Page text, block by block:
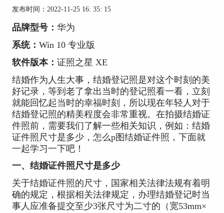
发布时间：2022-11-25 16: 35: 15
品牌型号： 华为
系统： Win 10 专业版
软件版本： 证照之星 XE
结婚作为人生大事，结婚登记照是对这个时刻的美
好记录，等到老了拿出当时的登记照看一看，立刻
就能回忆起当时的幸福时刻，所以现在年轻人对于
结婚登记照的精美程度会非常重视。在拍摄结婚证
件照前，需要我们了解一些相关知识，例如：结婚
证件照尺寸是多少，怎么p图结婚证件照，下面就
一起学习一下吧！
一、结婚证件照尺寸是多少
关于结婚证件照的尺寸，国家相关法律法规有着明
确的规定，根据相关法律规定，办理结婚登记时当
事人应准备提交至少3张尺寸为二寸的（宽53mm×